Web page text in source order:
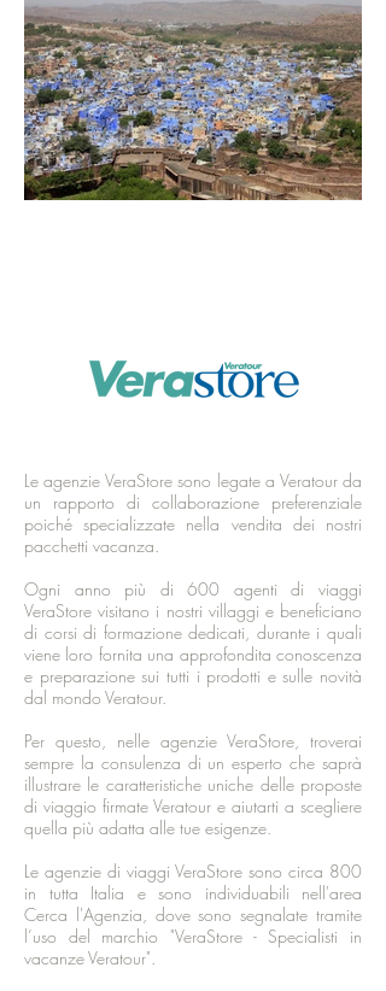
Le agenzie VeraStore sono legate a Veratour da
un rapporto di collaborazione preferenziale
poiché specializzate nella vendita dei nostri
pacchetti vacanza.
Ogni anno più di 600 agenti di viaggi
VeraStore visitano i nostri villaggi e beneficiano
di corsi di formazione dedicati, durante i quali
viene loro fornita una approfondita conoscenza
e preparazione sui tutti i prodotti e sulle novità
dal mondo Veratour.
Per questo, nelle agenzie VeraStore, troverai
sempre la consulenza di un esperto che saprà
illustrare le caratteristiche uniche delle proposte
di viaggio firmate Veratour e aiutarti a scegliere
quella più adatta alle tue esigenze.
Le agenzie di viaggi VeraStore sono circa 800
in tutta Italia e sono individuabili nell'area
Cerca l'Agenzia, dove sono segnalate tramite
l’uso del marchio "VeraStore - Specialisti in
vacanze Veratour".